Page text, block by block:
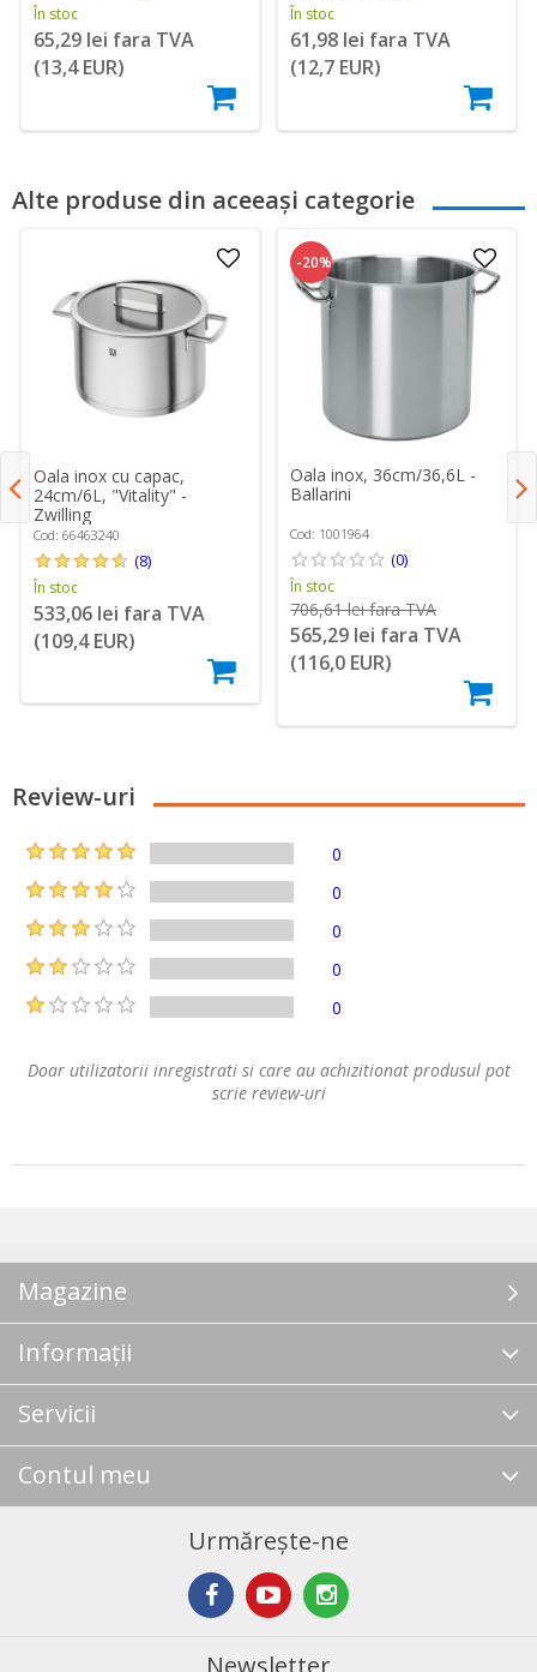
În stoc
65,29 lei fara TVA
(13,4 EUR)
În stoc
61,98 lei fara TVA
(12,7 EUR)
Alte produse din aceeași categorie
Oala inox cu capac,
24cm/6L, "Vitality" -
Zwilling
Cod: 66463240
(8)
În stoc
533,06 lei fara TVA
(109,4 EUR)
-20%
Oala inox, 36cm/36,6L -
Ballarini
Cod: 1001964
(0)
În stoc
706,61 lei fara TVA
565,29 lei fara TVA
(116,0 EUR)
Review-uri
0
0
0
0
0
Doar utilizatorii inregistrati si care au achizitionat produsul pot
scrie review-uri
Magazine
Informații
Servicii
Contul meu
Urmărește-ne
Newsletter